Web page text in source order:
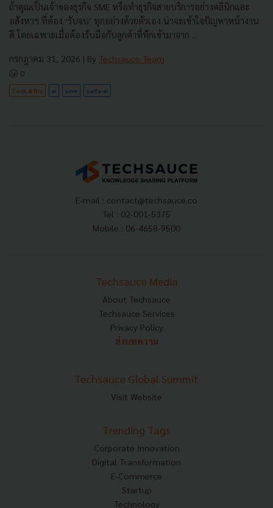
ถ้าคุณเป็นเจ้าของธุรกิจ SME หรือทำธุรกิจสายบริการอย่างคลินิกและ
อสังหาฯ ที่ต้อง ‘รับจบ’ ทุกอย่างด้วยตัวเอง น่าจะเข้าใจปัญหาหน้างาน
ดี โดยเฉพาะเมื่อต้องรับมือกับลูกค้าที่ทักเข้ามาจาก ...
กรกฎาคม 31, 2026 | By Techsauce Team
0
Tech & Biz ai sme saifa-ai
E-mail : contact@techsauce.co
Tel : 02-001-5375
Mobile : 06-4658-9500
Techsauce Media
About Techsauce
Techsauce Services
Privacy Policy
ส่งบทความ
Techsauce Global Summit
Visit Website
Trending Tags
Corporate Innovation
Digital Transformation
E-Commerce
Startup
Technology